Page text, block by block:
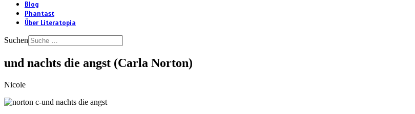
Blog
Phantast
Über Literatopia
Suchen
und nachts die angst (Carla Norton)
Nicole